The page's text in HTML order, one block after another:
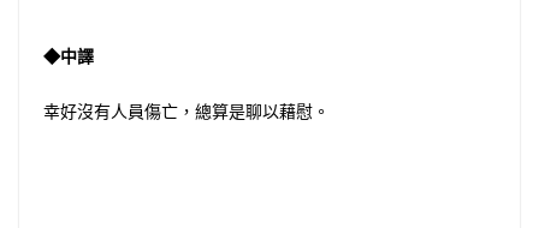
◆中譯
幸好沒有人員傷亡，總算是聊以藉慰。